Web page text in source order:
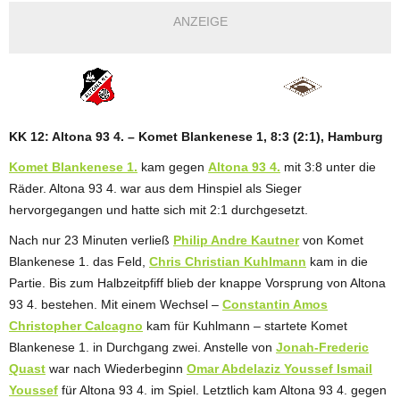
ANZEIGE
KK 12: Altona 93 4. – Komet Blankenese 1, 8:3 (2:1), Hamburg
Komet Blankenese 1. kam gegen Altona 93 4. mit 3:8 unter die
Räder. Altona 93 4. war aus dem Hinspiel als Sieger
hervorgegangen und hatte sich mit 2:1 durchgesetzt.
Nach nur 23 Minuten verließ Philip Andre Kautnervon Komet
Blankenese 1. das Feld, Chris Christian Kuhlmann kam in die
Partie. Bis zum Halbzeitpfiff blieb der knappe Vorsprung von Altona
93 4. bestehen. Mit einem Wechsel – Constantin Amos
Christopher Calcagno kam für Kuhlmann – startete Komet
Blankenese 1. in Durchgang zwei. Anstelle von Jonah-Frederic
Quast war nach Wiederbeginn Omar Abdelaziz Youssef Ismail
Youssef für Altona 93 4. im Spiel. Letztlich kam Altona 93 4. gegen